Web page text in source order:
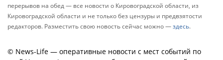
перерывов на обед — все новости о Кировоградской области, из
Кировоградской области и не только без цензуры и предвзятости
редакторов. Разместить свою новость сейчас можно —здесь.
© News-Life — оперативные новости с мест событий по